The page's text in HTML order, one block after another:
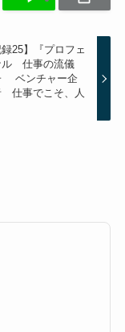
録25】『プロフェ
ル 仕事の流儀
ベンチャー企
仕事でこそ、人